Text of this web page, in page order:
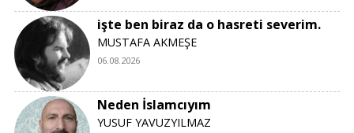
işte ben biraz da o hasreti severim.
MUSTAFA AKMEŞE
06.08.2026
Neden İslamcıyım
YUSUF YAVUZYILMAZ